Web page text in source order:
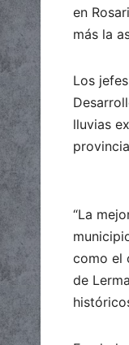
en
más la
Los
lluvias
“La
como el
de